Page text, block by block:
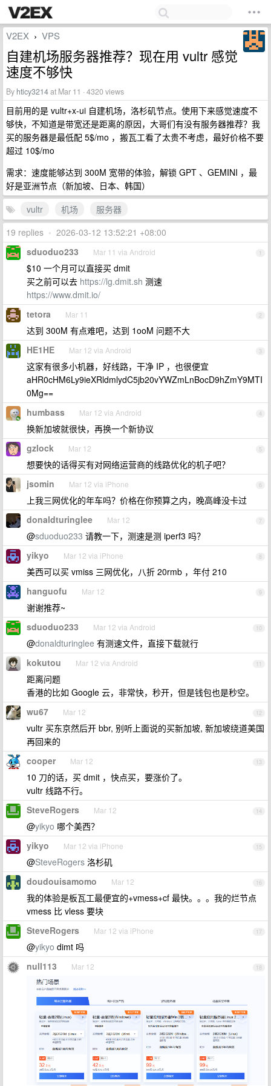
V2EX › VPS
自建机场服务器推荐？现在用 vultr 感觉
速度不够快
By hticy3214at Mar 11 · 4320 views
目前用的是 vultr+x-ui 自建机场，洛杉矶节点。使用下来感觉速度不
够快，不知道是带宽还是距离的原因，大哥们有没有服务器推荐？我
买的服务器是最低配 5$/mo ，搬瓦工看了太贵不考虑，最好价格不要
超过 10$/mo
需求：速度能够达到 300M 宽带的体验，解锁 GPT 、GEMINI ，最
好是亚洲节点（新加坡、日本、韩国）
vultr
机场
服务器
19 replies • 2026-03-12 13:52:21 +08:00
1
sduoduo233 Mar 11 via Android
$10 一个月可以直接买 dmit
买之前可以去 https://lg.dmit.sh 测速
https://www.dmit.io/
2
tetora Mar 11
达到 300M 有点难吧，达到 1ooM 问题不大
3
HE1HE Mar 12 via Android
这家有很多小机器，好线路，干净 IP ，也很便宜
aHR0cHM6Ly9ieXRldmlydC5jb20vYWZmLnBocD9hZmY9MTI
0Mg==
4
humbass Mar 12 via Android
换新加坡就很快，再换一个新协议
5
gzlock Mar 12
想要快的话得买有对网络运营商的线路优化的机子吧？
6
jsomin Mar 12 via iPhone
上我三网优化的年车吗？价格在你预算之内，晚高峰没卡过
7
donaldturinglee Mar 12
@sduoduo233 请教一下，测速是测 iperf3 吗？
8
yikyo Mar 12 via iPhone
美西可以买 vmiss 三网优化，八折 20rmb ，年付 210
9
hanguofu Mar 12
谢谢推荐~
10
sduoduo233 Mar 12 via Android
@donaldturinglee 有测速文件，直接下载就行
11
kokutou Mar 12 via Android
距离问题
香港的比如 Google 云，非常快，秒开，但是钱包也是秒空。
12
wu67 Mar 12
vultr 买东京然后开 bbr, 别听上面说的买新加坡, 新加坡绕道美国
再回来的
13
cooper Mar 12
10 刀的话，买 dmit ，快点买，要涨价了。
vultr 线路不行。
14
SteveRogers Mar 12
@yikyo 哪个美西？
15
yikyo Mar 12 via iPhone
@SteveRogers 洛杉矶
16
doudouisamomo Mar 12
我的体验是板瓦工最便宜的+vmess+cf 最快。。。我的烂节点
vmess 比 vless 要块
17
SteveRogers Mar 12 via iPhone
@yikyo dimt 吗
18
null113 Mar 12